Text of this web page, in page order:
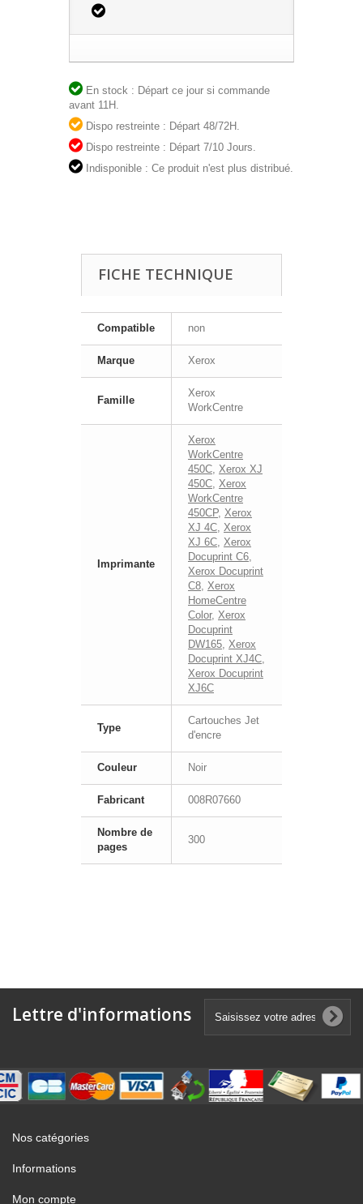
En stock : Départ ce jour si commande
avant 11H.
Dispo restreinte : Départ 48/72H.
Dispo restreinte : Départ 7/10 Jours.
Indisponible : Ce produit n'est plus distribué.
FICHE TECHNIQUE
Compatible non
Marque Xerox
Famille
Xerox
WorkCentre
Imprimante
Xerox
WorkCentre
450C, Xerox XJ
450C, Xerox
WorkCentre
450CP, Xerox
XJ 4C, Xerox
XJ 6C, Xerox
Docuprint C6,
Xerox Docuprint
C8, Xerox
HomeCentre
Color, Xerox
Docuprint
DW165, Xerox
Docuprint XJ4C,
Xerox Docuprint
XJ6C
Type
Cartouches Jet
d'encre
Couleur Noir
Fabricant 008R07660
Nombre de
pages
300
Lettre d'informations
Nos catégories
Informations
Mon compte